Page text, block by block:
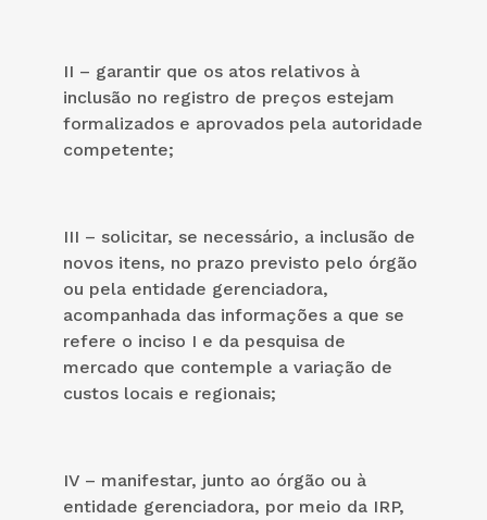
II – garantir que os atos relativos à
inclusão no registro de preços estejam
formalizados e aprovados pela autoridade
competente;
III – solicitar, se necessário, a inclusão de
novos itens, no prazo previsto pelo órgão
ou pela entidade gerenciadora,
acompanhada das informações a que se
refere o inciso I e da pesquisa de
mercado que contemple a variação de
custos locais e regionais;
IV – manifestar, junto ao órgão ou à
entidade gerenciadora, por meio da IRP,